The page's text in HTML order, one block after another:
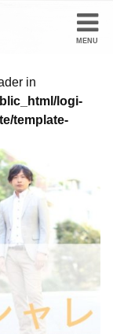
in
logi-
template-